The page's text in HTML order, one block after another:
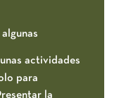
actividades
para
la